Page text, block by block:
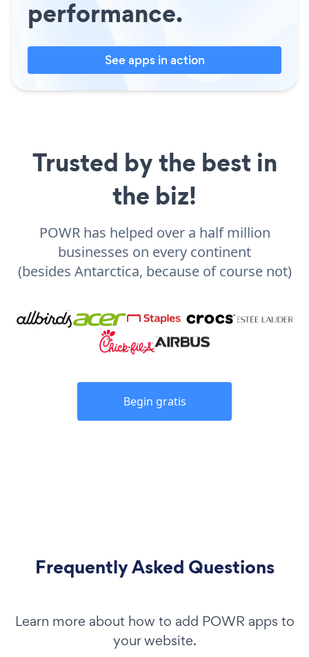
performance.
See apps in action
Trusted by the best in
the biz!
POWR has helped over a half million
businesses on every continent
(besides Antarctica, because of course not)
Begin gratis
Frequently Asked Questions
Learn more about how to add POWR apps to
your website.